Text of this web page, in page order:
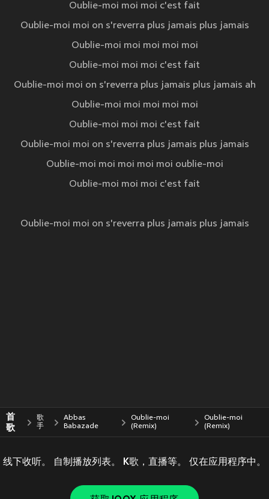
Oublie-moi moi moi c'est fait
Oublie-moi moi on s'reverra plus jamais plus jamais
Oublie-moi moi moi moi moi
Oublie-moi moi moi c'est fait
Oublie-moi moi on s'reverra plus jamais plus jamais ah
Oublie-moi moi moi moi moi
Oublie-moi moi moi c'est fait
Oublie-moi moi on s'reverra plus jamais plus jamais
Oublie-moi moi moi moi moi oublie-moi
Oublie-moi moi moi c'est fait
Oublie-moi moi on s'reverra plus jamais plus jamais
首
歌
歌
手
Abbas
Babazade
Oublie-moi
(Remix)
Oublie-moi
(Remix)
线下收听。 自制播放列表。 K歌，直播等。 仅在应用程序中。